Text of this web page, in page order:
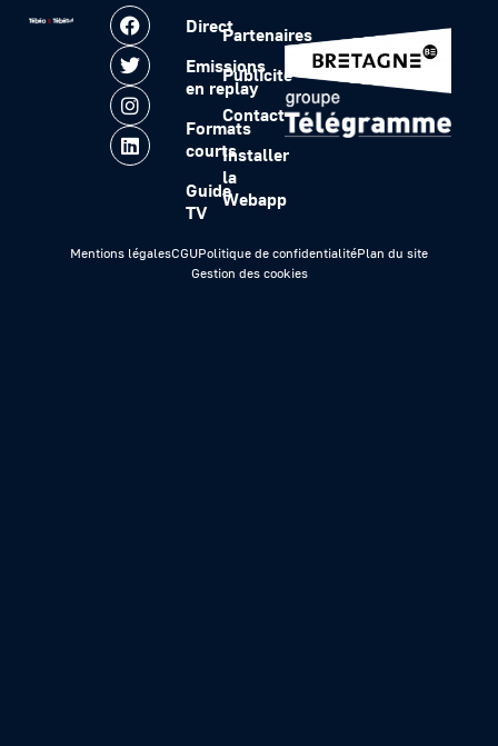
Direct
Emissions
en replay
Formats
courts
Guide
TV
Partenaires
Publicité
Contact
Installer
la
Webapp
Mentions légalesCGUPolitique de confidentialitéPlan du site
Gestion des cookies